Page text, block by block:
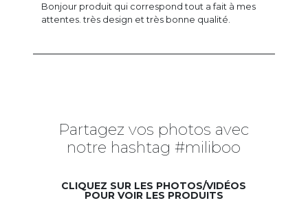
Bonjour produit qui correspond tout a fait à mes
attentes. très design et très bonne qualité.
Partagez vos photos avec
notre hashtag #miliboo
CLIQUEZ SUR LES PHOTOS/VIDÉOS
POUR VOIR LES PRODUITS